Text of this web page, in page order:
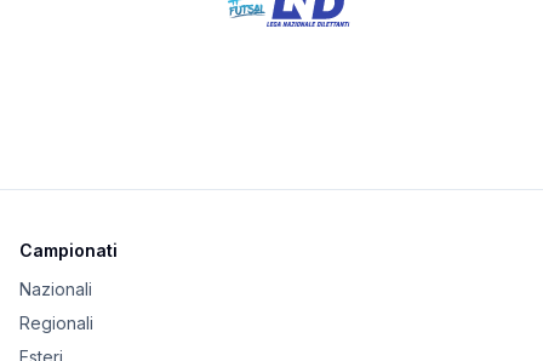
Campionati
Nazionali
Regionali
Esteri